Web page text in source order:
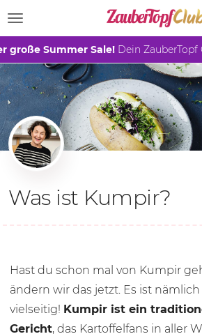
TOGGLE NAVIGATION
große Summer Sale! Dein ZauberTopf
Was ist Kumpir?
Hast du schon mal von Kumpir
ändern wir das jetzt. Es ist
vielseitig! Kumpir ist ein
Gericht, das Kartoffelfans in aller